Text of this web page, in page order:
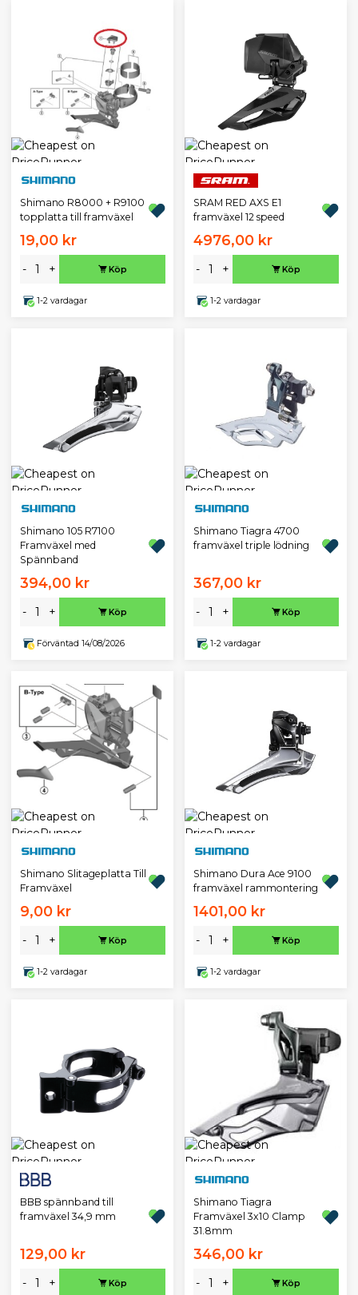
Shimano R8000 + R9100
topplatta till framväxel
19,00 kr
- + Köp
1-2 vardagar
SRAM RED AXS E1
framväxel 12 speed
4976,00 kr
- + Köp
1-2 vardagar
Shimano 105 R7100
Framväxel med
Spännband
394,00 kr
- + Köp
Förväntad 14/08/2026
Shimano Tiagra 4700
framväxel triple lödning
367,00 kr
- + Köp
1-2 vardagar
Shimano Slitageplatta Till
Framväxel
9,00 kr
- + Köp
1-2 vardagar
Shimano Dura Ace 9100
framväxel rammontering
1401,00 kr
- + Köp
1-2 vardagar
BBB spännband till
framväxel 34,9 mm
129,00 kr
- + Köp
Shimano Tiagra
Framväxel 3x10 Clamp
31.8mm
346,00 kr
- + Köp